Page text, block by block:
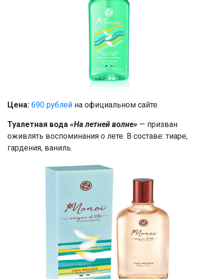
Цена: 690 рублей на официальном сайте.
Туалетная вода «На летней волне» — призван
оживлять воспоминания о лете. В составе: тиаре,
гардения, ваниль.